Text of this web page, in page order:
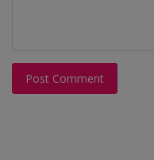
Post Comment